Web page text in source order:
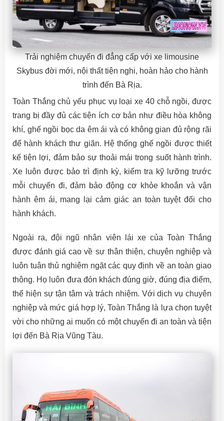
Trải nghiệm chuyến đi đẳng cấp với xe limousine
Skybus đời mới, nội thất tiện nghi, hoàn hảo cho hành
trình đến Bà Rịa.
Toàn Thắng chủ yếu phục vụ loại xe 40 chỗ ngồi, được
trang bị đầy đủ các tiện ích cơ bản như điều hòa không
khí, ghế ngồi bọc da êm ái và có không gian đủ rộng rãi
để hành khách thư giãn. Hệ thống ghế ngồi được thiết
kế tiện lợi, đảm bảo sự thoải mái trong suốt hành trình.
Xe luôn được bảo trì định kỳ, kiểm tra kỹ lưỡng trước
mỗi chuyến đi, đảm bảo động cơ khỏe khoắn và vận
hành êm ái, mang lại cảm giác an toàn tuyệt đối cho
hành khách.
Ngoài ra, đội ngũ nhân viên lái xe của Toàn Thắng
được đánh giá cao về sự thân thiện, chuyên nghiệp và
luôn tuân thủ nghiêm ngặt các quy định về an toàn giao
thông. Họ luôn đưa đón khách đúng giờ, đúng địa điểm,
thể hiện sự tận tâm và trách nhiệm. Với dịch vụ chuyên
nghiệp và mức giá hợp lý, Toàn Thắng là lựa chọn tuyệt
vời cho những ai muốn có một chuyến đi an toàn và tiện
lợi đến Bà Rịa Vũng Tàu.